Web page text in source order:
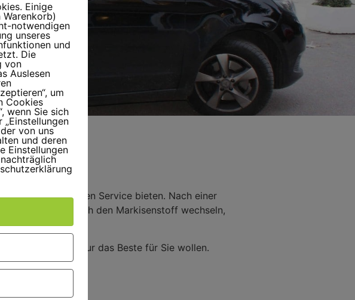
transparenten Service bieten. Nach einer
können wir einfach den Markisenstoff wechseln,
dass wir nur das Beste für Sie wollen.
Einige
notwendigen
unseres
und
Die
von
Auslesen
um
Cookies
wenn Sie sich
„Einstellungen
von uns
und deren
Einstellungen